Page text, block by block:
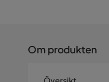
Om produkten